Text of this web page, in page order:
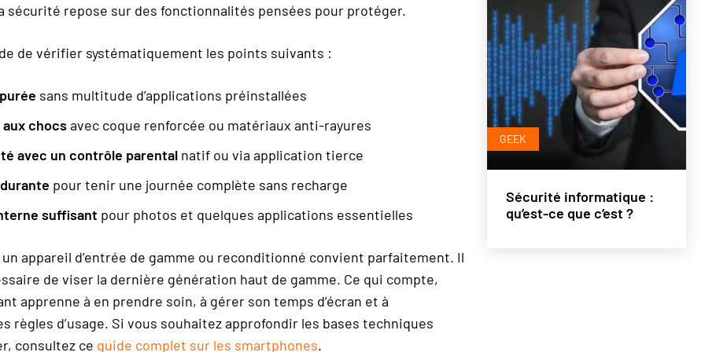
sécurité repose sur des fonctionnalités pensées pour protéger.
de vérifier systématiquement les points suivants :
sans multitude d’applications préinstallées
chocsavec coque renforcée ou matériaux anti-rayures
avec un contrôle parentalnatif ou via application tierce
pour tenir une journée complète sans recharge
suffisant pour photos et quelques applications essentielles
appareil d’entrée de gamme ou reconditionné convient parfaitement. Il
de viser la dernière génération haut de gamme. Ce qui compte,
apprenne à en prendre soin, à gérer son temps d’écran et à
règles d’usage. Si vous souhaitez approfondir les bases techniques
consultez ce guide complet sur les smartphones.
GEEK
Sécurité informatique :
qu’est-ce que c’est ?